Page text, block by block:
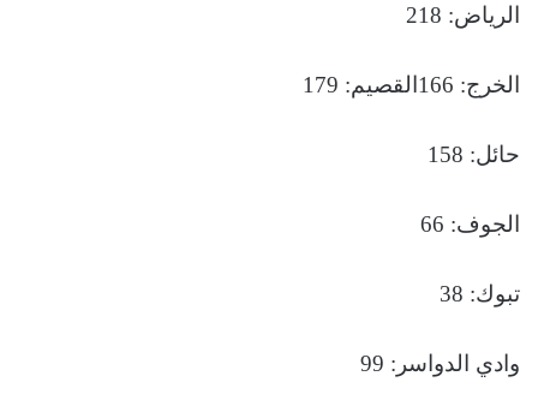
الرياض: 218
الخرج: 166القصيم: 179
حائل: 158
الجوف: 66
تبوك: 38
وادي الدواسر: 99